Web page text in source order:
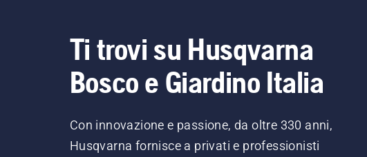
Ti trovi su Husqvarna
Bosco e Giardino Italia
Con innovazione e passione, da oltre 330 anni,
Husqvarna fornisce a privati e professionisti